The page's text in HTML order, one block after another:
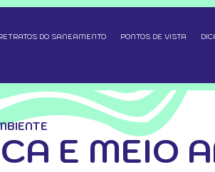
DO SANEAMENTO PONTOS DE VISTA
E MEIO